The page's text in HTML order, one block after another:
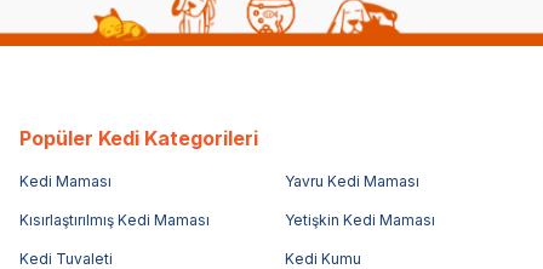
Popüler Kedi Kategorileri
Kedi Maması Yavru Kedi Maması
Kısırlaştırılmış Kedi Maması Yetişkin Kedi Maması
Kedi Tuvaleti Kedi Kumu